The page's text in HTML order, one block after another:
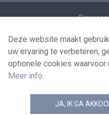
Voorwaarden
Deze website maakt
uw ervaring te verbeteren,
optionele cookies
Meer info.
JA, IK GA